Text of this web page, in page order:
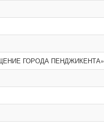
ГОРОДА ПЕНДЖИКЕНТА»